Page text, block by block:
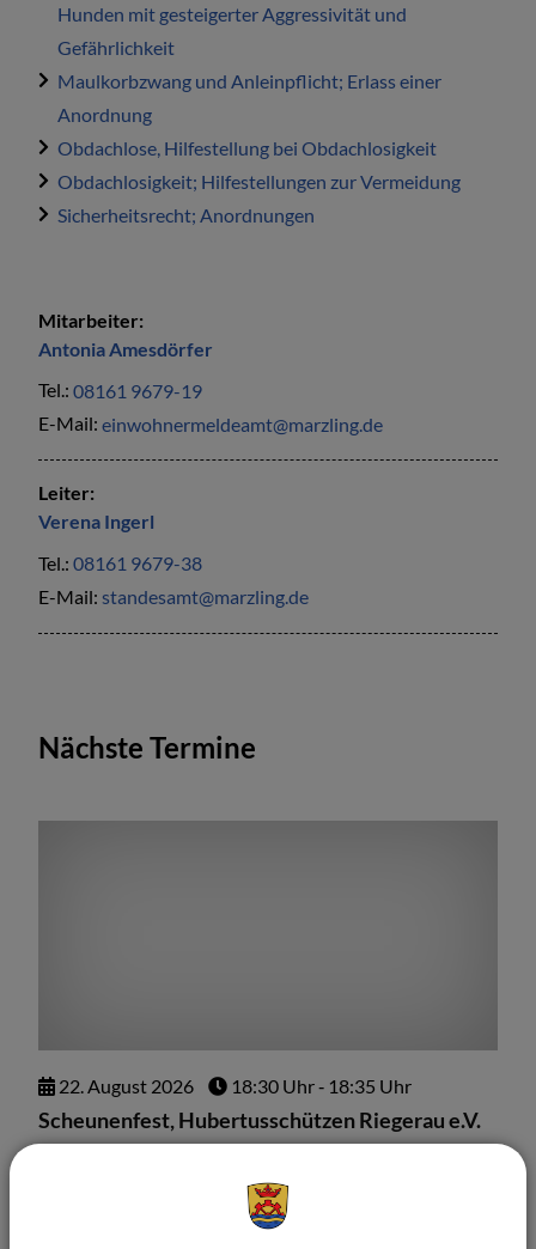
Nächste Termine
22. August 2026 18:30 Uhr‐ 18:35 Uhr
Scheunenfest, Hubertusschützen Riegerau e.V.
Hunden mit gesteigerter Aggressivität und
Gefährlichkeit
Maulkorbzwang und Anleinpflicht; Erlass einer
Anordnung
Obdachlose, Hilfestellung bei Obdachlosigkeit
Obdachlosigkeit; Hilfestellungen zur Vermeidung
Sicherheitsrecht; Anordnungen
Mitarbeiter:
Antonia Amesdörfer
Tel.: 08161 9679-19
E-Mail: einwohnermeldeamt@marzling.de
Leiter:
Verena Ingerl
Tel.: 08161 9679-38
E-Mail: standesamt@marzling.de